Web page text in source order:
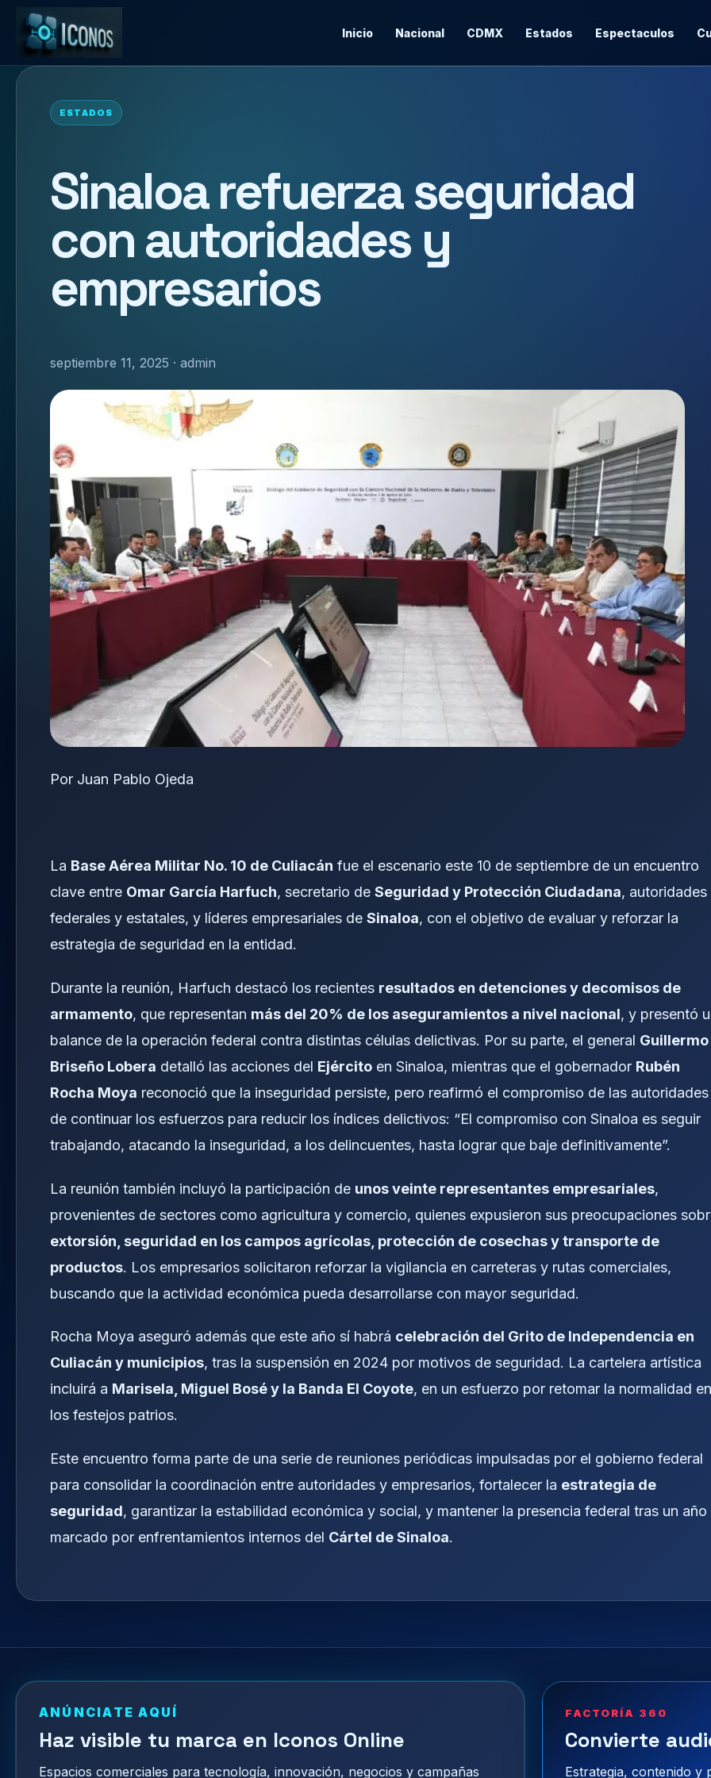
Inicio Nacional CDMX Estados Espectaculos
ESTADOS
Sinaloa refuerza seguridad
con autoridades y
empresarios
septiembre 11, 2025 · admin
Por Juan Pablo Ojeda
La Base Aérea Militar No. 10 de Culiacán fue el escenario este 10 de septiembre de un encuentro
clave entre Omar García Harfuch, secretario de Seguridad y Protección Ciudadana, autoridades
federales y estatales, y líderes empresariales de Sinaloa, con el objetivo de evaluar y reforzar la
estrategia de seguridad en la entidad.
Durante la reunión, Harfuch destacó los recientes resultados en detenciones y decomisos de
armamento, que representan más del 20% de los aseguramientos a nivel nacional, y presentó
balance de la operación federal contra distintas células delictivas. Por su parte, el general Guillermo
Briseño Lobera detalló las acciones del Ejército en Sinaloa, mientras que el gobernador Rubén
Rocha Moya reconoció que la inseguridad persiste, pero reafirmó el compromiso de las autoridades
de continuar los esfuerzos para reducir los índices delictivos: “El compromiso con Sinaloa es seguir
trabajando, atacando la inseguridad, a los delincuentes, hasta lograr que baje definitivamente”.
La reunión también incluyó la participación de unos veinte representantes empresariales,
provenientes de sectores como agricultura y comercio, quienes expusieron sus preocupaciones
extorsión, seguridad en los campos agrícolas, protección de cosechas y transporte de
productos. Los empresarios solicitaron reforzar la vigilancia en carreteras y rutas comerciales,
buscando que la actividad económica pueda desarrollarse con mayor seguridad.
Rocha Moya aseguró además que este año sí habrá celebración del Grito de Independencia en
Culiacán y municipios, tras la suspensión en 2024 por motivos de seguridad. La cartelera artística
incluirá a Marisela, Miguel Bosé y la Banda El Coyote, en un esfuerzo por retomar la normalidad en
los festejos patrios.
Este encuentro forma parte de una serie de reuniones periódicas impulsadas por el gobierno federal
para consolidar la coordinación entre autoridades y empresarios, fortalecer la estrategia de
seguridad, garantizar la estabilidad económica y social, y mantener la presencia federal tras un año
marcado por enfrentamientos internos del Cártel de Sinaloa.
ANÚNCIATE AQUÍ
Haz visible tu marca en Iconos Online
Espacios comerciales para tecnología, innovación, negocios y campañas
FACTORÍA 360
Convierte
Estrategia, contenido y